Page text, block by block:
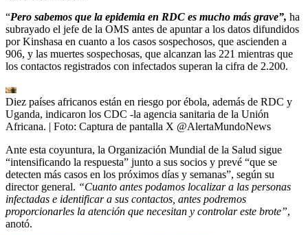
“Pero sabemos que la epidemia en RDC es mucho más grave”, ha
subrayado el jefe de la OMS antes de apuntar a los datos difundidos
por Kinshasa en cuanto a los casos sospechosos, que ascienden a
906, y las muertes sospechosas, que alcanzan las 221 mientras que
los contactos registrados con infectados superan la cifra de 2.200.
Diez países africanos están en riesgo por ébola, además de RDC y
Uganda, indicaron los CDC -la agencia sanitaria de la Unión
Africana. | Foto: Captura de pantalla X @AlertaMundoNews
Ante esta coyuntura, la Organización Mundial de la Salud sigue
“intensificando la respuesta” junto a sus socios y prevé “que se
detecten más casos en los próximos días y semanas”, según su
director general. “Cuanto antes podamos localizar a las personas
infectadas e identificar a sus contactos, antes podremos
proporcionarles la atención que necesitan y controlar este brote”,
anotó.